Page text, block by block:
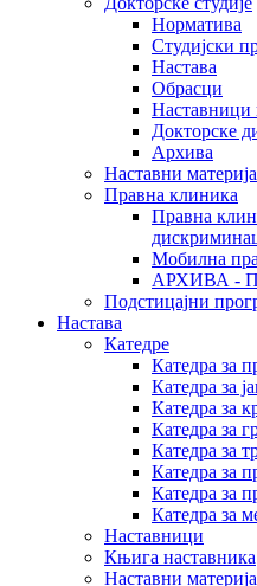
Норматива
Студијски
Настава
Обрасци
Наставници
Докторске
Архива
Наставни
Правна клиника
Правна
Мобилна
АРХИВА -
Подстицајни
Настава
Катедре
Катедра за
Катедра за
Катедра за
Катедра за
Катедра за
Катедра за
Катедра за
Катедра за
Наставници
Књига наставника
Наставни